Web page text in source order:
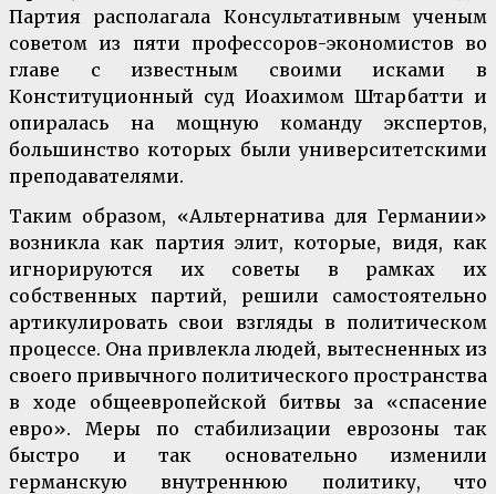
Партия располагала Консультативным ученым
советом из пяти профессоров-экономистов во
главе с известным своими исками в
Конституционный суд Иоахимом Штарбатти и
опиралась на мощную команду экспертов,
большинство которых были университетскими
преподавателями.
Таким образом, «Альтернатива для Германии»
возникла как партия элит, которые, видя, как
игнорируются их советы в рамках их
собственных партий, решили самостоятельно
артикулировать свои взгляды в политическом
процессе. Она привлекла людей, вытесненных из
своего привычного политического пространства
в ходе общеевропейской битвы за «спасение
евро». Меры по стабилизации еврозоны так
быстро и так основательно изменили
германскую внутреннюю политику, что